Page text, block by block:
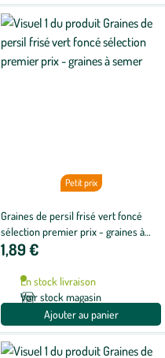
Petit prix
Graines de persil frisé vert foncé
sélection premier prix - graines à
semer
1,89 €
En stock livraison
Voir stock magasin
Ajouter au panier